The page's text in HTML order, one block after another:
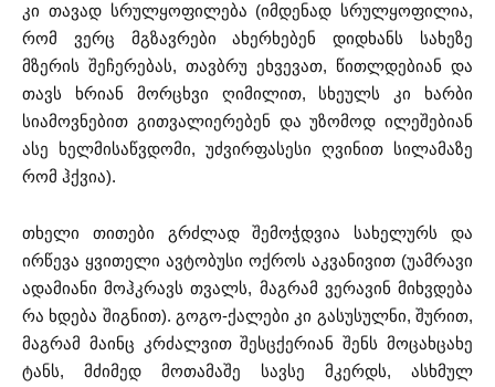
კი თავად სრულყოფილება (იმდენად სრულყოფილია,
რომ ვერც მგზავრები ახერხებენ დიდხანს სახეზე
მზერის შეჩერებას, თავბრუ ეხვევათ, წითლდებიან და
თავს ხრიან მორცხვი ღიმილით, სხეულს კი ხარბი
სიამოვნებით გითვალიერებენ და უზომოდ ილეშებიან
ასე ხელმისაწვდომი, უძვირფასესი ღვინით სილამაზე
რომ ჰქვია).
თხელი თითები გრძლად შემოჭდვია სახელურს და
ირწევა ყვითელი ავტობუსი ოქროს აკვანივით (უამრავი
ადამიანი მოჰკრავს თვალს, მაგრამ ვერავინ მიხვდება
რა ხდება შიგნით). გოგო-ქალები კი გასუსულნი, შურით,
მაგრამ მაინც კრძალვით შესცქერიან შენს მოცახცახე
ტანს, მძიმედ მოთამაშე სავსე მკერდს, ასხმულ